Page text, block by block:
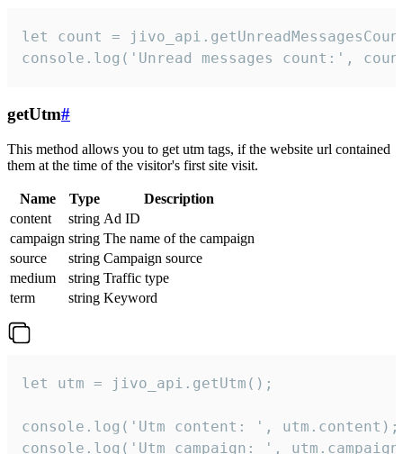
let count =
console.log('Unread messages count:',
getUtm#
This method allows you to get utm tags, if the website url contained
them at the time of the visitor's first site visit.
Name Type
Description
content
string Ad ID
campaign string The name of the campaign
source
string Campaign source
medium
string Traffic type
term
string Keyword
let utm = jivo_api.getUtm();
console.log('Utm content: ', utm.content);
console.log('Utm campaign: ',